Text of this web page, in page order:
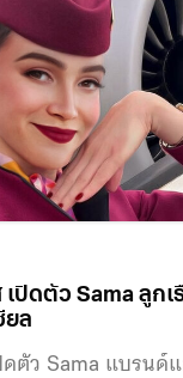
เปิดตัว Sama ลูก
ยล
ดตัว Sama แบรนด์